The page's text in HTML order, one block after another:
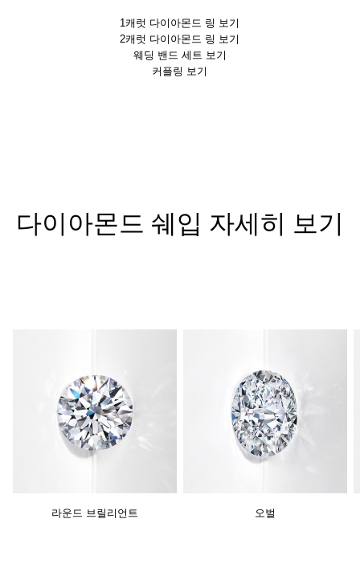
1캐럿 다이아몬드 링 보기
2캐럿 다이아몬드 링 보기
웨딩 밴드 세트 보기
커플링 보기
다이아몬드 쉐입 자세히 보기
라운드 브릴리언트 오벌